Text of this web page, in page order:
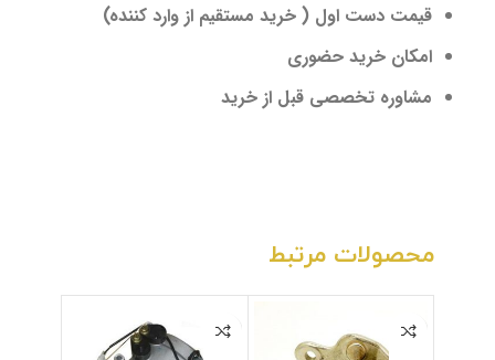
قیمت دست اول ( خرید مستقیم از وارد کننده)
امکان خرید حضوری
مشاوره تخصصی قبل از خرید
محصولات مرتبط